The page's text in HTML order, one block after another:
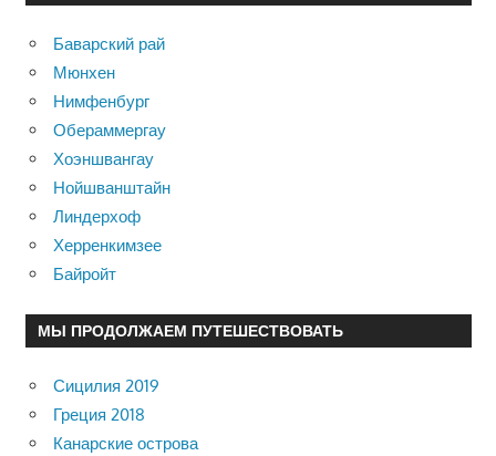
Баварский рай
Мюнхен
Нимфенбург
Обераммергау
Хоэншвангау
Нойшванштайн
Линдерхоф
Херренкимзее
Байройт
МЫ ПРОДОЛЖАЕМ ПУТЕШЕСТВОВАТЬ
Сицилия 2019
Греция 2018
Канарские острова